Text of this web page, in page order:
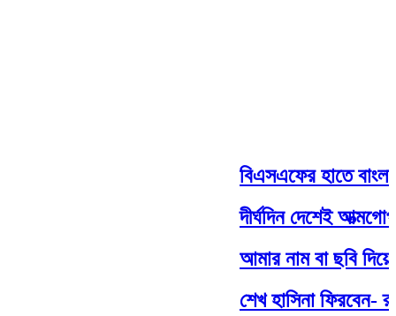
বিএসএফের হাতে
দীর্ঘদিন দেশেই
আমার নাম বা ছবি দিয়ে
শেখ হাসিনা ফিরবেন-